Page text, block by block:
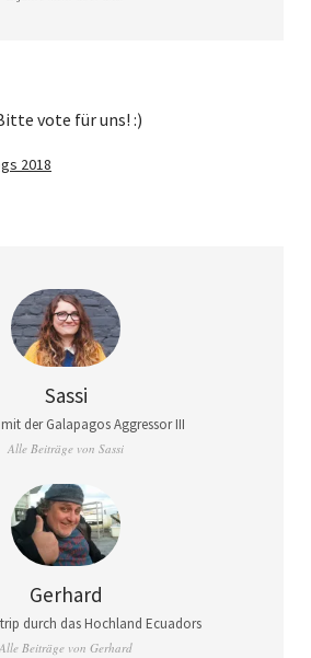
vote für uns! :)
Sassi
der Galapagos Aggressor III
Alle Beiträge von Sassi
Gerhard
durch das Hochland Ecuadors
Alle Beiträge von Gerhard